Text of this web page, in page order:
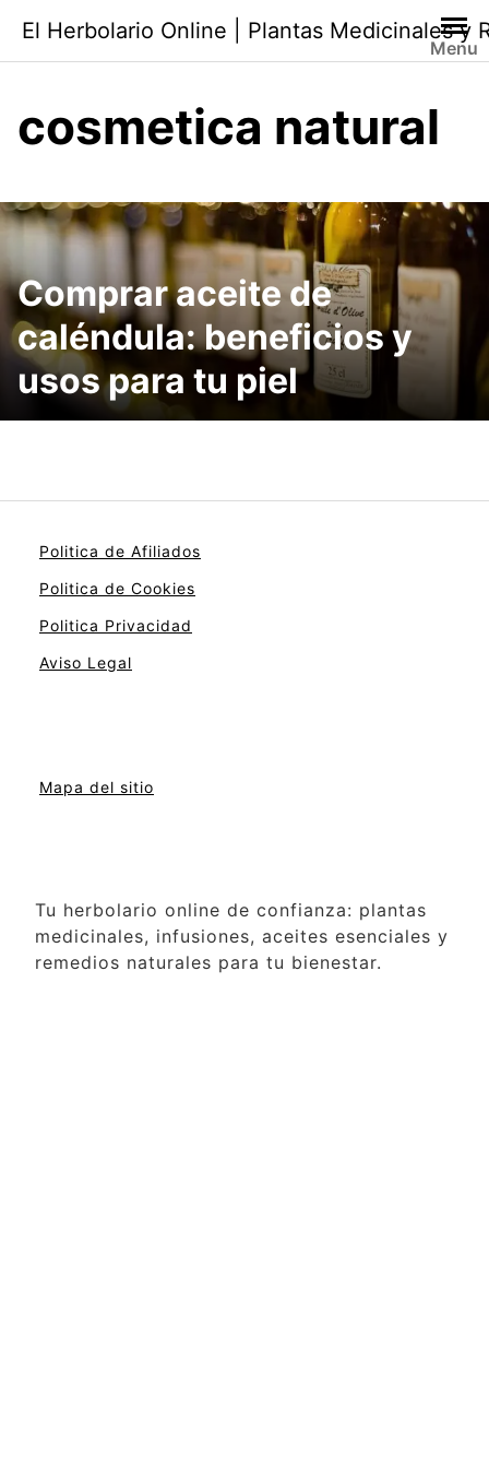
contenido
El Herbolario Online | Plantas Medicinales y
Menu
cosmetica natural
Comprar aceite de
caléndula: beneficios y
usos para tu piel
Politica de Afiliados
Politica de Cookies
Politica Privacidad
Aviso Legal
Mapa del sitio
Tu herbolario online de confianza: plantas
medicinales, infusiones, aceites esenciales y
remedios naturales para tu bienestar.